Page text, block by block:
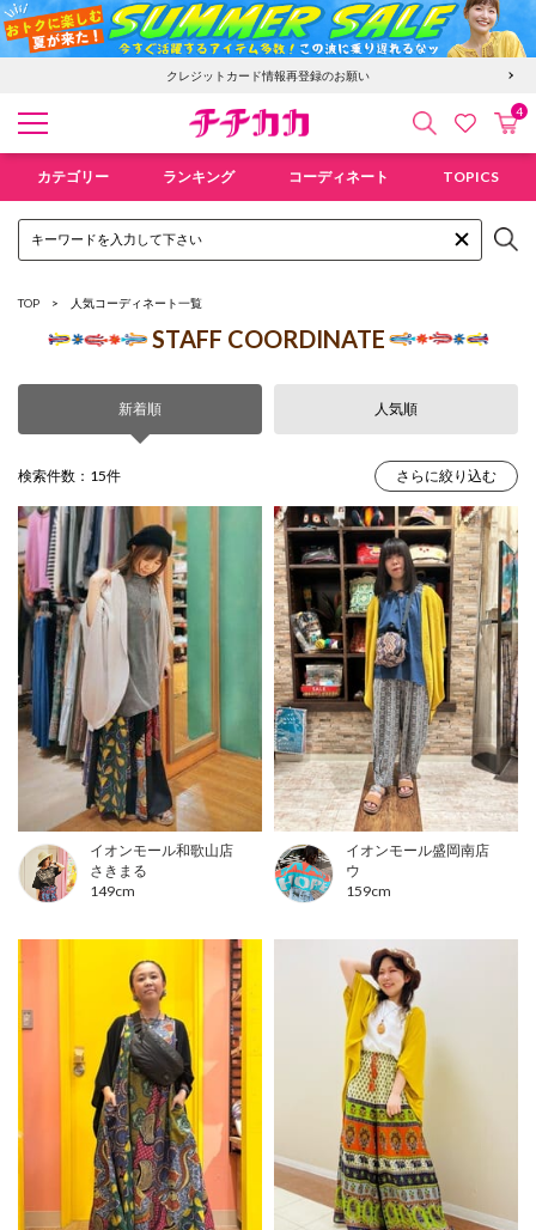
6,400円以上で送料無料！新規会員登録で300pt贈呈！
クレジットカード情報再登録のお願い
検索 お気にカ
4
カテゴリー ランキング コーディネート TOPICS
TOP 人気コーディネート一覧
STAFF COORDINATE
新着順 人気順
検索件数：15件 さらに絞り込む
イオンモール和歌山店
さきまる
149cm
イオンモール盛岡南店
ウ
159cm